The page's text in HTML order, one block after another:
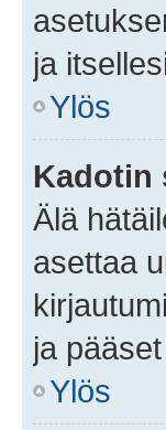
ja
Ylös
Kadotin
Älä
asettaa
ja
Ylös